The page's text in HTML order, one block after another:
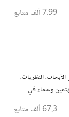
7.99 ألف متابع
النظريات،
وعلماء في
67.3 ألف متابع